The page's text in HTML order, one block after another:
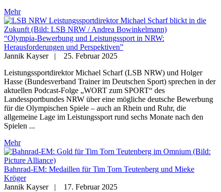
Mehr
“Olympia-Bewerbung und Leistungssport in NRW:
Herausforderungen und Perspektiven”
Jannik Kayser| 25. Februar 2025
Leistungssportdirektor Michael Scharf (LSB NRW) und Holger
Hasse (Bundesverband Trainer im Deutschen Sport) sprechen in der
aktuellen Podcast-Folge „WORT zum SPORT“ des
Landessportbundes NRW über eine mögliche deutsche Bewerbung
für die Olympischen Spiele – auch an Rhein und Ruhr, die
allgemeine Lage im Leistungssport rund sechs Monate nach den
Spielen ...
Mehr
Bahnrad-EM: Medaillen für Tim Torn Teutenberg und Mieke
Kröger
Jannik Kayser| 17. Februar 2025